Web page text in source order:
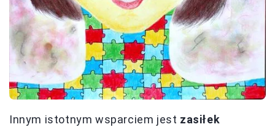
Innym istotnym wsparciem jest zasiłek